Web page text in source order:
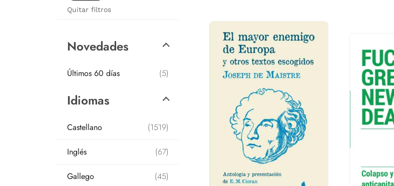
Quitar filtros
Novedades
Últimos 60 días (5)
Idiomas
Castellano (1519)
Inglés (67)
Gallego (45)